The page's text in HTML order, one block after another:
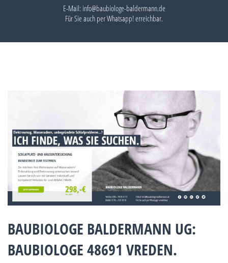
E-Mail: info@baubiologe-baldermann.de
Für Sie auch perWhatsapp!erreichbar.
BAUBIOLOGE BALDERMANN UG:
BAUBIOLOGE 48691 VREDEN.